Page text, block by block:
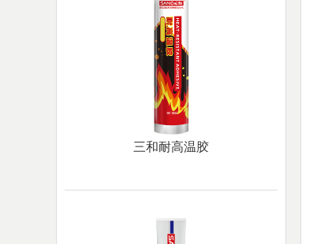
三和耐高温胶